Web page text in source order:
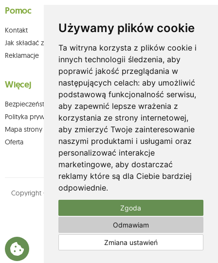
Używamy plików cookie
Ta witryna korzysta z plików cookie i
innych technologii śledzenia, aby
poprawić jakość przeglądania w
następujących celach: aby umożliwić
podstawową funkcjonalność serwisu,
aby zapewnić lepsze wrażenia z
korzystania ze strony internetowej,
aby zmierzyć Twoje zainteresowanie
naszymi produktami i usługami oraz
personalizować interakcje
marketingowe, aby dostarczać
reklamy które są dla Ciebie bardziej
odpowiednie.
Zgoda
Odmawiam
Zmiana ustawień
Pomoc
Kontakt
Jak składać zamówienia w sklepie olium.pl?
Reklamacje
Więcej
Bezpieczeństwo płatności
Polityka prywatności
Mapa strony
Oferta
Copyright © olium.pl. Wszystkie prawa zastrzeżone. Designed by
MOUTON interactive
Zobacz nasz profil na: